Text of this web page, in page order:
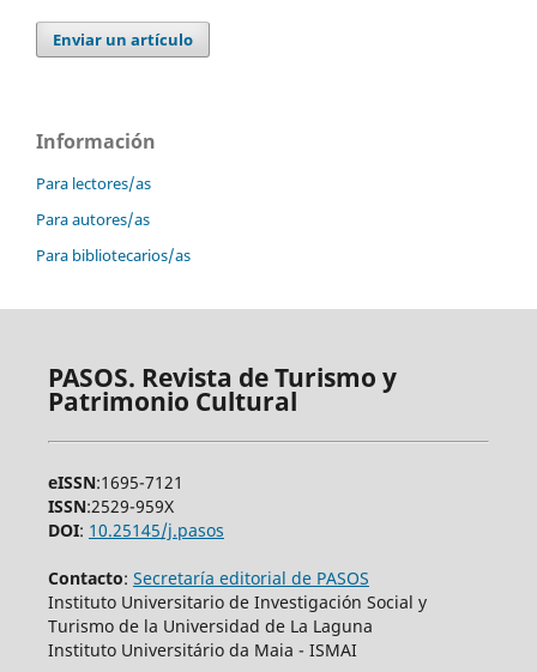
Enviar un artículo
Información
Para lectores/as
Para autores/as
Para bibliotecarios/as
PASOS. Revista de Turismo y
Patrimonio Cultural
eISSN:1695-7121
ISSN:2529-959X
DOI: 10.25145/j.pasos
Contacto: Secretaría editorial de PASOS
Instituto Universitario de Investigación Social y
Turismo de la Universidad de La Laguna
Instituto Universitário da Maia - ISMAI